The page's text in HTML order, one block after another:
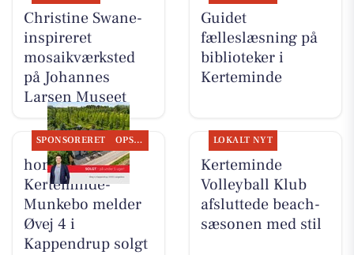
Christine Swane-
inspireret
mosaikværksted
på Johannes
Larsen Museet
Guidet
fælleslæsning på
biblioteker i
Kerteminde
SPONSORERET OPSLAGSTAVLEN
home
Kerteminde-
Munkebo melder
Øvej 4 i
Kappendrup solgt
LOKALT NYT
Kerteminde
Volleyball Klub
afsluttede beach-
sæsonen med stil